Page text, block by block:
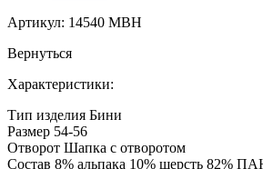
Артикул: 14540 MBH
Вернуться
Характеристики:
Тип изделия Бини
Размер 54-56
Отворот Шапка с отворотом
Состав 8% альпака 10% шерсть 82%